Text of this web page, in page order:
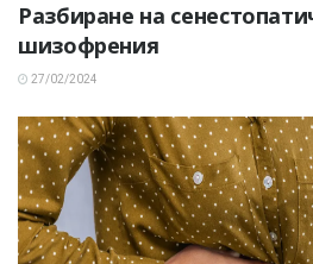
Разбиране на
шизофрения
27/02/2024